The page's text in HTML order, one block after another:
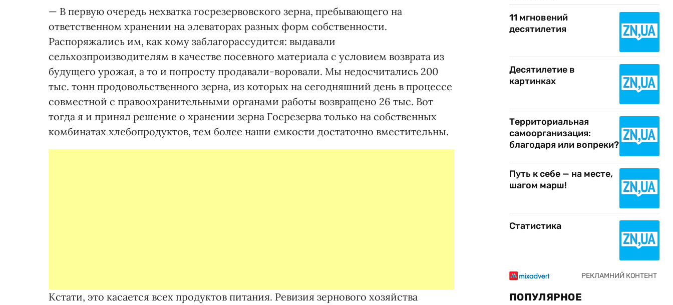
— В первую очередь нехватка госрезервовского зерна, пребывающего на
ответственном хранении на элеваторах разных форм собственности.
Распоряжались им, как кому заблагорассудится: выдавали
сельхозпроизводителям в качестве посевного материала с условием возврата из
будущего урожая, а то и попросту продавали-воровали. Мы недосчитались 200
тыс. тонн продовольственного зерна, из которых на сегодняшний день в процессе
совместной с правоохранительными органами работы возвращено 26 тыс. Вот
тогда я и принял решение о хранении зерна Госрезерва только на собственных
комбинатах хлебопродуктов, тем более наши емкости достаточно вместительны.
Кстати, это касается всех продуктов питания. Ревизия зернового хозяйства
11 мгновений
десятилетия
Десятилетие в
картинках
Территориальная
самоорганизация:
благодаря или вопреки?
Путь к себе — на месте,
шагом марш!
Статистика
ПОПУЛЯРНОЕ